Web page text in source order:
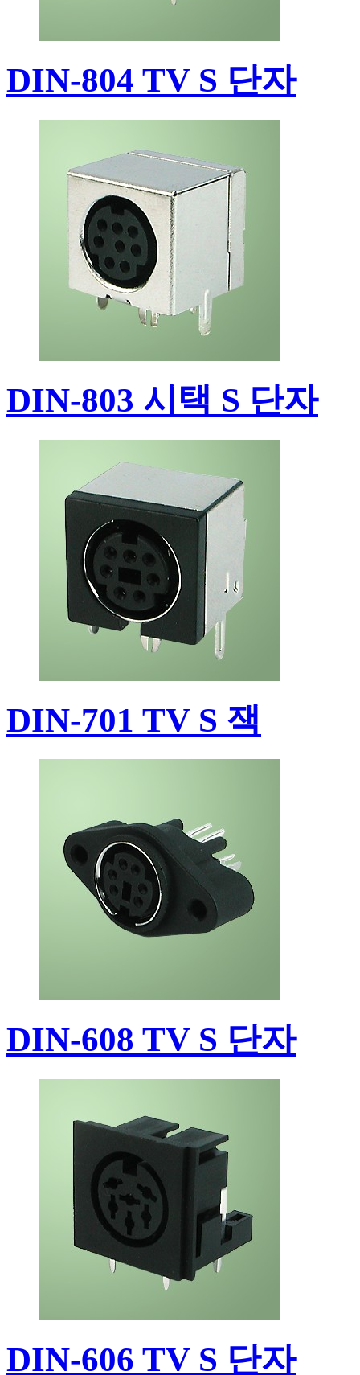
DIN-804 TV S 단자
DIN-803 시택 S 단자
DIN-701 TV S 잭
DIN-608 TV S 단자
DIN-606 TV S 단자